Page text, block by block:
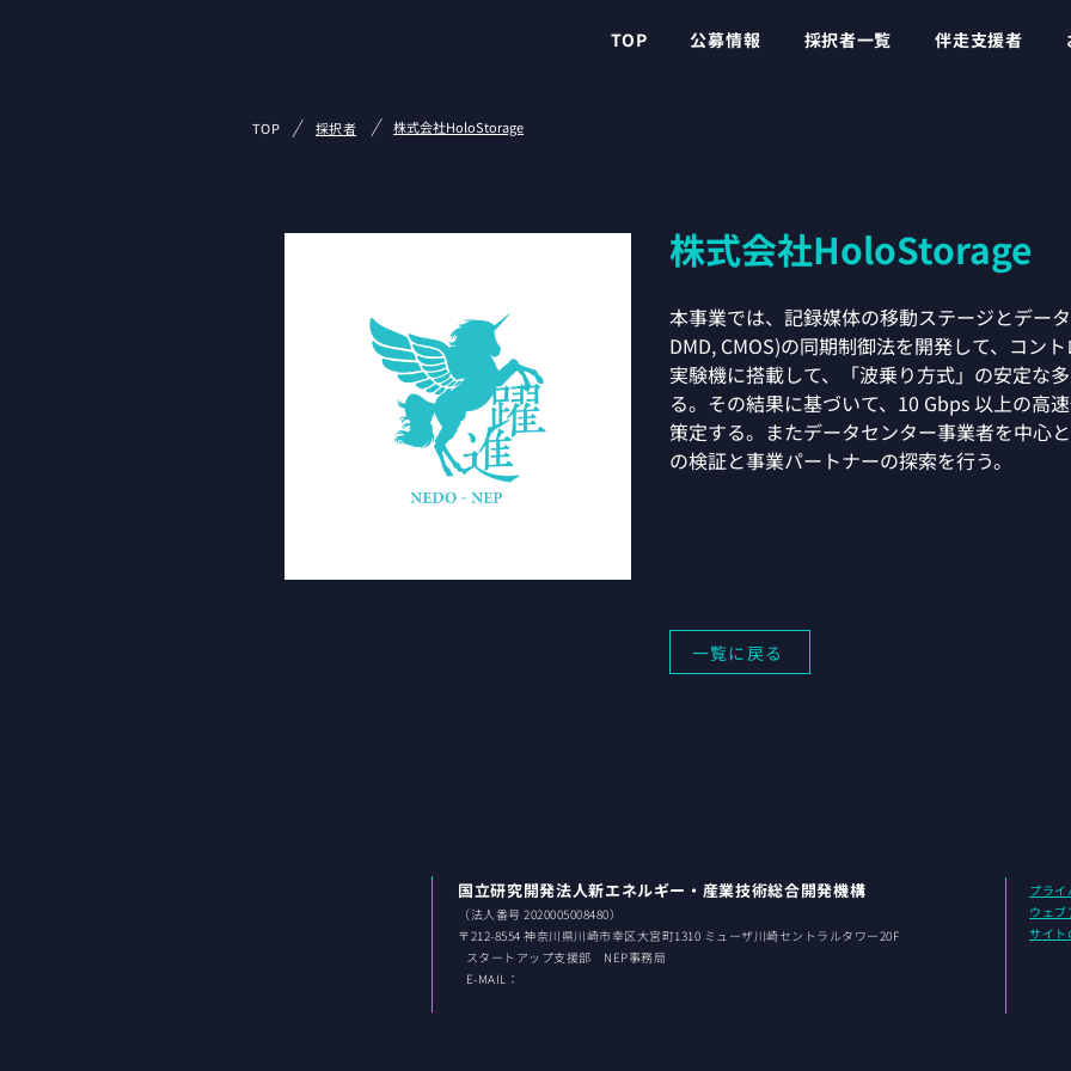
TOP 公募情報 採択者一覧 伴走支援者
TOP / 採択者 / 株式会社HoloStorage
株式会社HoloStorage
本事業では、記録媒体の移動ステージとデー
DMD, CMOS)の同期制御法を開発して、コン
実験機に搭載して、「波乗り方式」の安定な
る。その結果に基づいて、10 Gbps 以上の高
策定する。またデータセンター事業者を中心
の検証と事業パートナーの探索を行う。
一覧に戻る
国立研究開発法人新エネルギー・産業技術総合開発機構
（法人番号 2020005008480）
〒212-8554 神奈川県川崎市幸区大宮町1310 ミューザ川崎セントラルタワー20F
スタ ートアップ支援部 NEP事務局
E-MAIL：
プライ
ウェブ
サイト